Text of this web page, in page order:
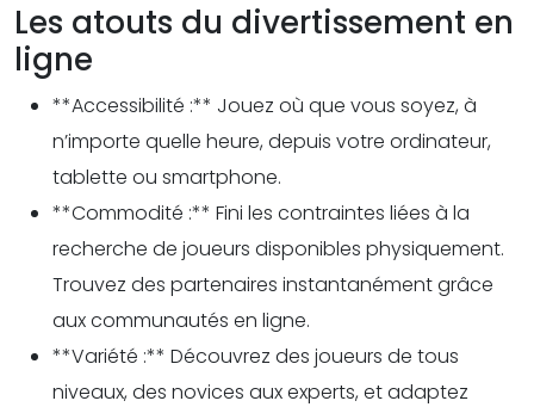
Les atouts du divertissement en
ligne
**Accessibilité :** Jouez où que vous soyez, à
n’importe quelle heure, depuis votre ordinateur,
tablette ou smartphone.
**Commodité :** Fini les contraintes liées à la
recherche de joueurs disponibles physiquement.
Trouvez des partenaires instantanément grâce
aux communautés en ligne.
**Variété :** Découvrez des joueurs de tous
niveaux, des novices aux experts, et adaptez